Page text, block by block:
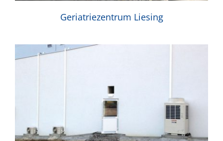
Geriatriezentrum Liesing